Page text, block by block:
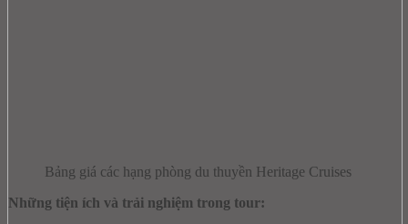
Bảng giá các hạng phòng du thuyền Heritage Cruises
Những tiện ích và trải nghiệm trong tour: